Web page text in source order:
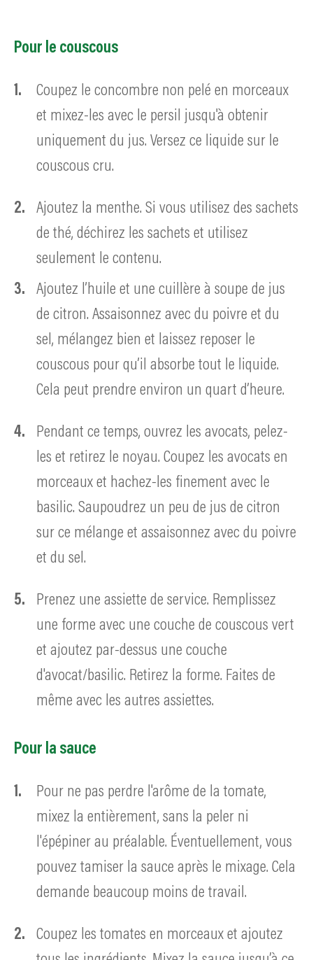
Pour le couscous
Coupez le concombre non pelé en morceaux
et mixez-les avec le persil jusqu'à obtenir
uniquement du jus. Versez ce liquide sur le
couscous cru.
Ajoutez la menthe. Si vous utilisez des sachets
de thé, déchirez les sachets et utilisez
seulement le contenu.
Ajoutez l’huile et une cuillère à soupe de jus
de citron. Assaisonnez avec du poivre et du
sel, mélangez bien et laissez reposer le
couscous pour qu’il absorbe tout le liquide.
Cela peut prendre environ un quart d’heure.
Pendant ce temps, ouvrez les avocats, pelez-
les et retirez le noyau. Coupez les avocats en
morceaux et hachez-les finement avec le
basilic. Saupoudrez un peu de jus de citron
sur ce mélange et assaisonnez avec du poivre
et du sel.
Prenez une assiette de service. Remplissez
une forme avec une couche de couscous vert
et ajoutez par-dessus une couche
d'avocat/basilic. Retirez la forme. Faites de
même avec les autres assiettes.
Pour la sauce
Pour ne pas perdre l'arôme de la tomate,
mixez la entièrement, sans la peler ni
l'épépiner au préalable. Éventuellement, vous
pouvez tamiser la sauce après le mixage. Cela
demande beaucoup moins de travail.
Coupez les tomates en morceaux et ajoutez